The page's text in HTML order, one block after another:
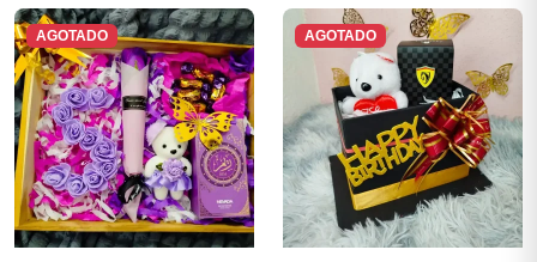
AGOTADO AGOTADO